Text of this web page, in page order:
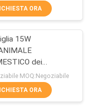
della
39
ORA
15W
dei
di aromaterapia
MOQ:Negoziabile
ORA